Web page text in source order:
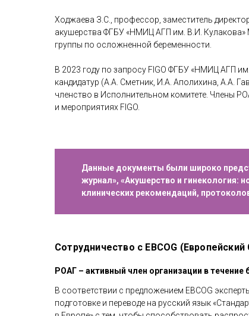
Ходжаева З.С., профессор, заместитель
акушерства ФГБУ «НМИЦ АГП им. В.И. Кулакова»
группы по осложненной беременности.
В 2023 году по запросу FIGO ФГБУ «НМИЦ АГП
кандидатур (А.А. Сметник, И.А. Аполихина, А.А.
членство в Исполнительном комитете. Члены
и мероприятиях FIGO.
Данные документы были широко
журнал», «Акушерство и гинекология:
клинических рекомендаций,
Сотрудничество с EBCOG
В соответствии с предложением EBCOG
подготовке и переводе на русский язык
РОАГ – активный член организации в